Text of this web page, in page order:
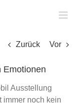
Zurück
Vor
Emotionen
Ausstellung
immer noch kein